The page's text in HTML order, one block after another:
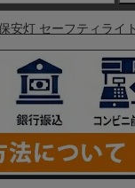
安灯 セーフティライト